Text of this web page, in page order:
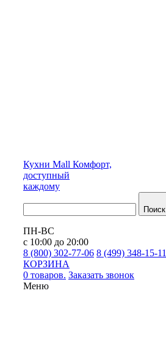
Кухни Mall Комфорт,
доступный
каждому
Поиск
ПН-ВС
с 10:00 до 20:00
8 (800) 302-77-06 8 (499) 348-15-11
КОРЗИНА
0 товаров. Заказать звонок
Меню